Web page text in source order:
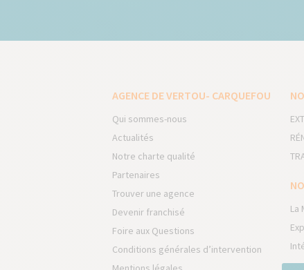
AGENCE DE VERTOU- CARQUEFOU
Qui sommes-nous
Actualités
Notre charte qualité
Partenaires
Trouver une agence
Devenir franchisé
Foire aux Questions
Conditions générales d’intervention
La